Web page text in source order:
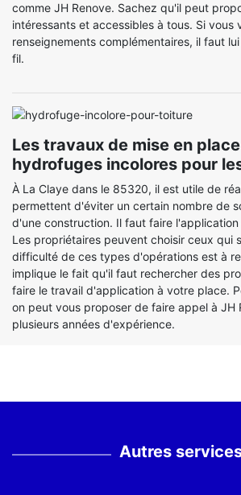
comme JH Renove. Sachez qu'il peut
intéressants et accessibles à tous. Si vous
renseignements complémentaires, il faut
fil.
Les travaux de mise en
hydrofuges incolores pour
À La Claye dans le 85320, il est utile de
permettent d'éviter un certain nombre de
d'une construction. Il faut faire
Les propriétaires peuvent choisir ceux qui
difficulté de ces types d'opérations est à
implique le fait qu'il faut rechercher des
faire le travail d'application à votre place.
on peut vous proposer de faire appel à JH
plusieurs années d'expérience.
Autres